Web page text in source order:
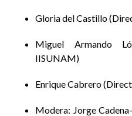
Gloria del Castillo
Miguel Armando
IISUNAM)
Enrique Cabrero
Modera: Jorge